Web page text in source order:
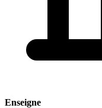
Enseigne